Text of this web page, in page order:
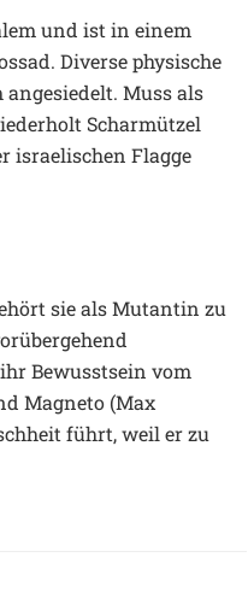
und ist in einem
Diverse physische
Muss als
Scharmützel
israelischen Flagge
sie als Mutantin zu
Bewusstsein vom
Magneto (Max
führt, weil er zu